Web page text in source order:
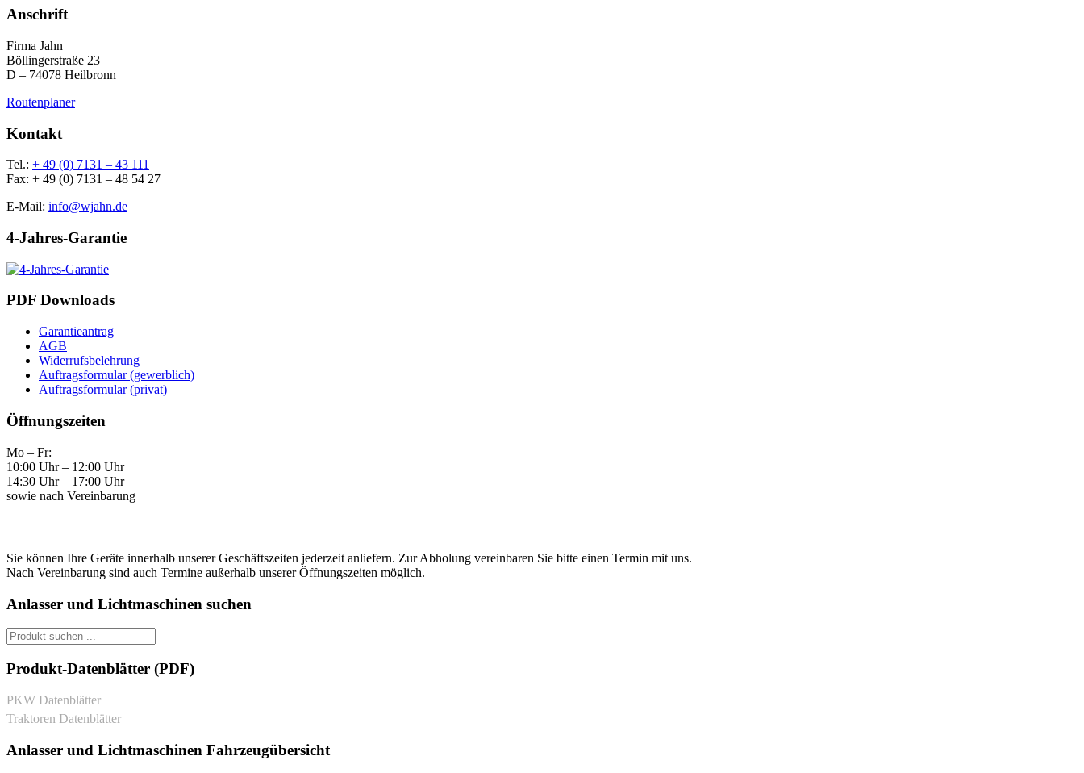
Anschrift
Firma Jahn
Böllingerstraße 23
D – 74078 Heilbronn
Routenplaner
Kontakt
Tel.: + 49 (0) 7131 – 43 111
Fax: + 49 (0) 7131 – 48 54 27
E-Mail: info@wjahn.de
4-Jahres-Garantie
PDF Downloads
Garantieantrag
AGB
Widerrufsbelehrung
Auftragsformular (gewerblich)
Auftragsformular (privat)
Öffnungszeiten
Mo – Fr:
10:00 Uhr – 12:00 Uhr
14:30 Uhr – 17:00 Uhr
sowie nach Vereinbarung
Sie können Ihre Geräte innerhalb unserer Geschäftszeiten jederzeit anliefern. Zur Abholung vereinbaren Sie bitte einen Termin mit uns.
Nach Vereinbarung sind auch Termine außerhalb unserer Öffnungszeiten möglich.
Anlasser und Lichtmaschinen suchen
Produkt-Datenblätter (PDF)
PKW Datenblätter
Traktoren Datenblätter
Anlasser und Lichtmaschinen Fahrzeugübersicht